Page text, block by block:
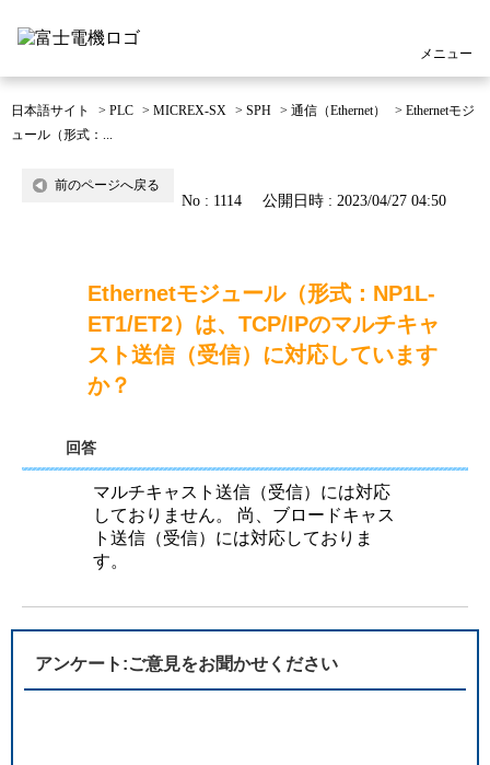
メニュー
日本語サイト > PLC > MICREX-SX > SPH > 通信（Ethernet） > Ethernetモジ
ュール（形式：...
前のページへ戻る
No : 1114 公開日時 : 2023/04/27 04:50
Ethernetモジュール（形式：NP1L-
ET1/ET2）は、TCP/IPのマルチキャ
スト送信（受信）に対応しています
か？
回答
マルチキャスト送信（受信）には対応
しておりません。 尚、ブロードキャス
ト送信（受信）には対応しておりま
す。
アンケート:ご意見をお聞かせください